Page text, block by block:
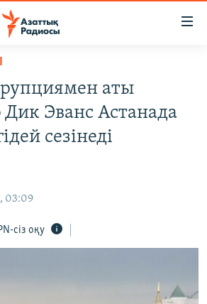
аты
Эванс Астанада
сезінеді
03:09
сіз оқу